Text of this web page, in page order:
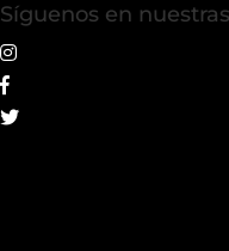
Síguenos en